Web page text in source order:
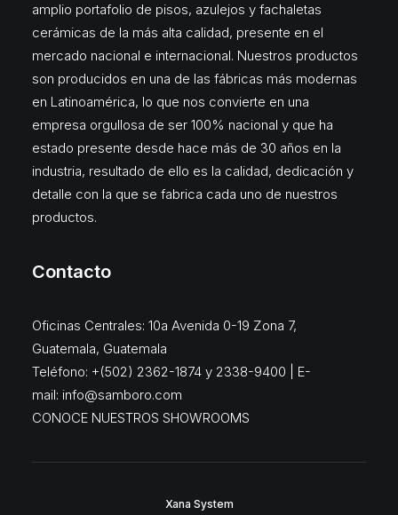
amplio portafolio de pisos, azulejos y fachaletas
cerámicas de la más alta calidad, presente en el
mercado nacional e internacional. Nuestros productos
son producidos en una de las fábricas más modernas
en Latinoamérica, lo que nos convierte en una
empresa orgullosa de ser 100% nacional y que ha
estado presente desde hace más de 30 años en la
industria, resultado de ello es la calidad, dedicación y
detalle con la que se fabrica cada uno de nuestros
productos.
Contacto
Oficinas Centrales: 10a Avenida 0-19 Zona 7,
Guatemala, Guatemala
Teléfono: +(502) 2362-1874 y 2338-9400 | E-
mail: info@samboro.com
CONOCE NUESTROS SHOWROOMS
Xana System